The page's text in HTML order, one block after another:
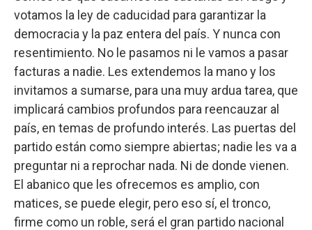
votamos la ley de caducidad para garantizar la
democracia y la paz entera del país. Y nunca con
resentimiento. No le pasamos ni le vamos a pasar
facturas a nadie. Les extendemos la mano y los
invitamos a sumarse, para una muy ardua tarea, que
implicará cambios profundos para reencauzar al
país, en temas de profundo interés. Las puertas del
partido están como siempre abiertas; nadie les va a
preguntar ni a reprochar nada. Ni de donde vienen.
El abanico que les ofrecemos es amplio, con
matices, se puede elegir, pero eso sí, el tronco,
firme como un roble, será el gran partido nacional